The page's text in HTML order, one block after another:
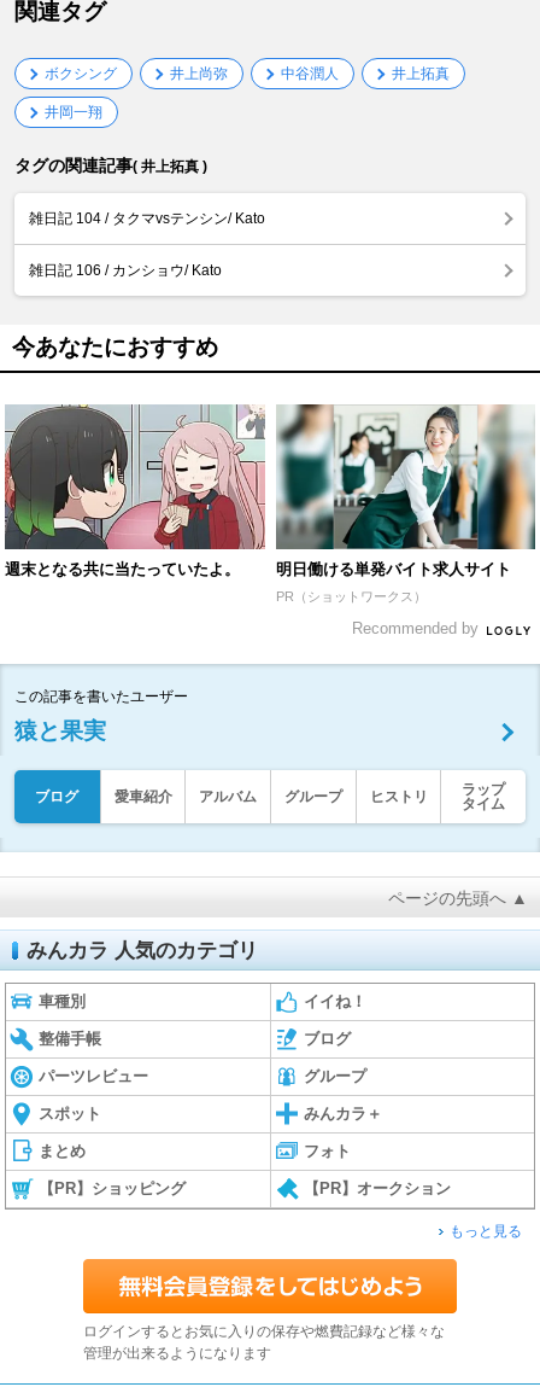
関連タグ
ボクシング 井上尚弥 中谷潤人 井上拓真
井岡一翔
タグの関連記事( 井上拓真 )
雑日記 104 / タクマvsテンシン/ Kato
雑日記 106 / カンショウ/ Kato
今あなたにおすすめ
週末となる共に当たっていたよ。 明日働ける単発バイト求人サイト
PR（ショットワークス）
Recommended by
この記事を書いたユーザー
猿と果実
ブログ 愛車紹介 アルバム グループ ヒストリ
ラップ
タイム
ページの先頭へ ▲
みんカラ 人気のカテゴリ
車種別 イイね！
整備手帳 ブログ
パーツレビュー グループ
スポット みんカラ＋
まとめ フォト
【PR】ショッピング 【PR】オークション
もっと見る
ログインするとお気に入りの保存や燃費記録など様々な
管理が出来るようになります